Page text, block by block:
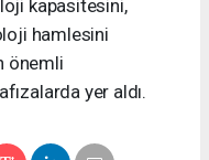
kapasitesini,
hamlesini
önemli
yer aldı.